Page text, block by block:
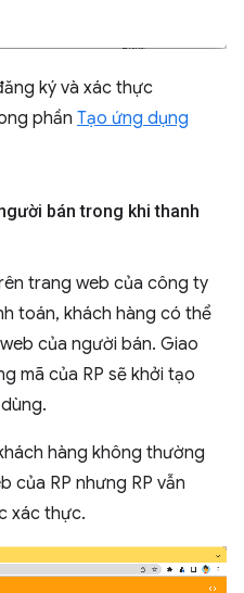
ký và xác thực
phần Tạo ứng dụng
bán trong khi thanh
trang web của công ty
toán, khách hàng có thể
của người bán. Giao
mã của RP sẽ khởi tạo
hàng không thường
của RP nhưng RP vẫn
xác thực.